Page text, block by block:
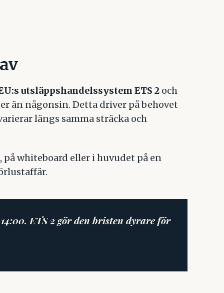
utsläppshandelssystem ETS 2 och
än någonsin. Detta driver på behovet
längs samma sträcka och
whiteboard eller i huvudet på en
ETS 2 gör den bristen dyrare för